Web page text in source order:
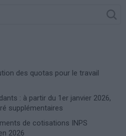
des quotas pour le travail
: à partir du 1er janvier 2026,
supplémentaires
de cotisations INPS
2026